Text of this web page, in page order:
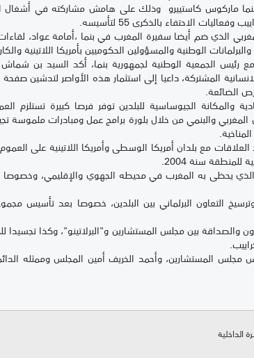
الاحتفاء بالذكرى 55 لتأسيسه.
الذي ضم أيضا سفيرة المغرب في بنما ،أمامة عواد،
الوطنية والمسؤولين الحكوميين بأمريكا اللاتينية
رئيس الجمعية الوطنية لجمهورية بنما، أكد السيد بن
المشتركة، داعيا إلى استثمار هذه الأواصر لتدشين
الضائعة.
والمكانة الجيوساسية للبلدين توفر فرصا كبيرة تستلزم
والبنمي من خلال بلورة برامج عمل ومبادرات ملموسة
مع بلدان أمريكا الوسطى وأمريكا اللاتينية على
سنة 2004.
الذي يحظى به المغرب في محيطه الجهوي والإقليمي، وخصوصا
التعاون البرلماني بين البلدين، خصوصا بعد تأسيس
والصداقة بين مجلس المستشارين و"البرلاتينو"، وكذا تجسيدا
مجلس المستشارين، وأحمد الخريف أمين المجلس وممثله
الداخلية